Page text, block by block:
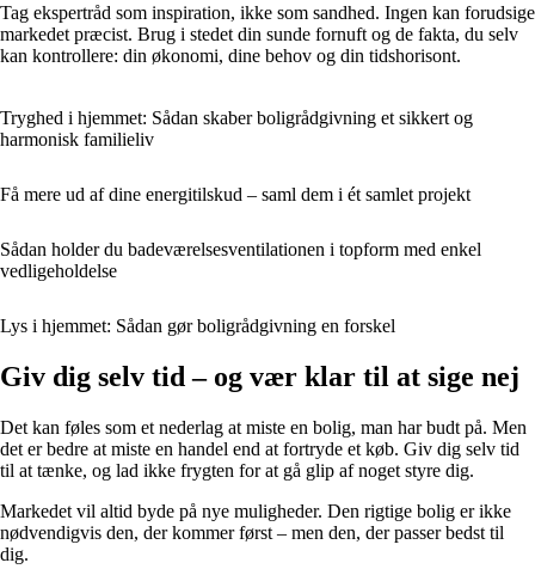
Tag ekspertråd som inspiration, ikke som sandhed. Ingen kan forudsige
markedet præcist. Brug i stedet din sunde fornuft og de fakta, du selv
kan kontrollere: din økonomi, dine behov og din tidshorisont.
Tryghed i hjemmet: Sådan skaber boligrådgivning et sikkert og
harmonisk familieliv
Få mere ud af dine energitilskud – saml dem i ét samlet projekt
Sådan holder du badeværelsesventilationen i topform med enkel
vedligeholdelse
Lys i hjemmet: Sådan gør boligrådgivning en forskel
Giv dig selv tid – og vær klar til at sige nej
Det kan føles som et nederlag at miste en bolig, man har budt på. Men
det er bedre at miste en handel end at fortryde et køb. Giv dig selv tid
til at tænke, og lad ikke frygten for at gå glip af noget styre dig.
Markedet vil altid byde på nye muligheder. Den rigtige bolig er ikke
nødvendigvis den, der kommer først – men den, der passer bedst til
dig.